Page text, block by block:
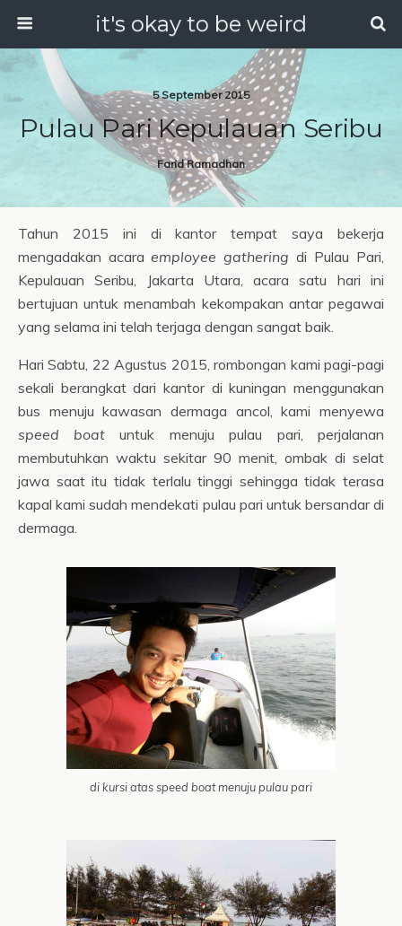
it's okay to be weird
5 September 2015
Pulau Pari Kepulauan Seribu
Farid Ramadhan
Tahun 2015 ini di kantor tempat saya bekerja
mengadakan acara employee gathering di Pulau Pari,
Kepulauan Seribu, Jakarta Utara, acara satu hari ini
bertujuan untuk menambah kekompakan antar pegawai
yang selama ini telah terjaga dengan sangat baik.
Hari Sabtu, 22 Agustus 2015, rombongan kami pagi-pagi
sekali berangkat dari kantor di kuningan menggunakan
bus menuju kawasan dermaga ancol, kami menyewa
speed boat untuk menuju pulau pari, perjalanan
membutuhkan waktu sekitar 90 menit, ombak di selat
jawa saat itu tidak terlalu tinggi sehingga tidak terasa
kapal kami sudah mendekati pulau pari untuk bersandar di
dermaga.
di kursi atas speed boat menuju pulau pari